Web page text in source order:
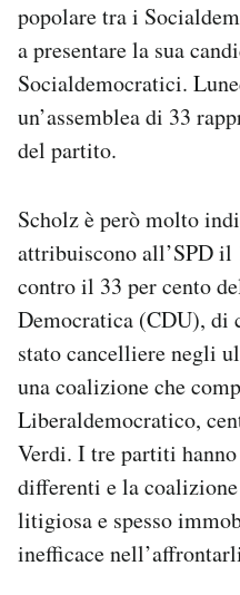
popolare tra i
a presentare la sua
Socialdemocratici.
un’assemblea di 33
del partito.
Scholz è però molto
attribuiscono all’SPD il
contro il 33 per cento
Democratica (CDU), di
stato cancelliere negli
una coalizione che
Liberaldemocratico,
Verdi. I tre partiti
differenti e la
litigiosa e spesso
inefficace